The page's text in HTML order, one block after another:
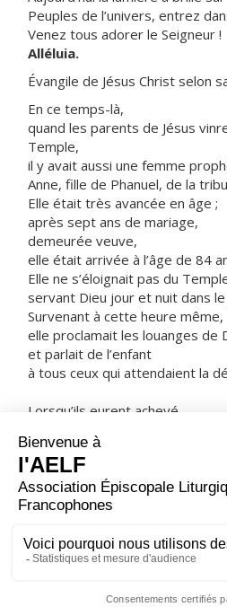
Peuples de l’univers, entrez
Venez tous adorer le Seigneur !
Alléluia.
Évangile de Jésus Christ selon
En ce temps-là,
quand les parents de Jésus
Temple,
il y avait aussi une femme
Anne, fille de Phanuel, de la
Elle était très avancée en âge ;
après sept ans de mariage,
demeurée veuve,
elle était arrivée à l’âge de 84
Elle ne s’éloignait pas du
servant Dieu jour et nuit dans
Survenant à cette heure même,
elle proclamait les louanges de
et parlait de l’enfant
à tous ceux qui attendaient la
Lorsqu’ils eurent achevé
ils retournèrent en Galilée, dans
L’enfant, lui, grandissait et se
rempli de sagesse,
– Acclamons la Parole de Dieu.